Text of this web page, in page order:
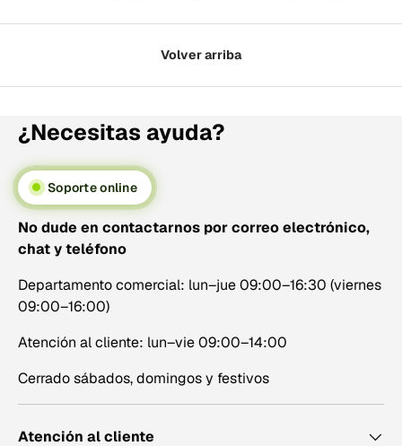
Volver arriba
¿Necesitas ayuda?
Soporte online
No dude en contactarnos por correo electrónico,
chat y teléfono
Departamento comercial: lun–jue 09:00–16:30 (viernes
09:00–16:00)
Atención al cliente: lun–vie 09:00–14:00
Cerrado sábados, domingos y festivos
Atención al cliente